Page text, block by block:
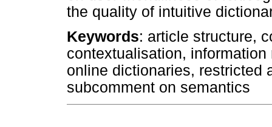
the quality of intuitive
Keywords: article structure,
contextualisation,
online dictionaries, restricted
subcomment on semantics